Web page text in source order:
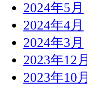
2024年5月
2024年4月
2024年3月
2023年12月
2023年10月